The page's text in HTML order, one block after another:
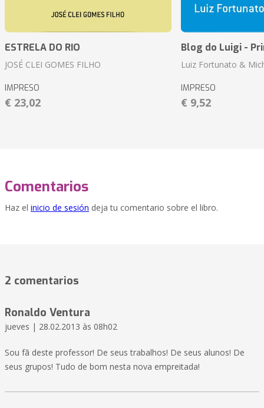
ESTRELA DO RIO
JOSÉ CLEI GOMES FILHO
IMPRESO
€ 23,02
Blog do Luigi -
Luiz Fortunato &
IMPRESO
€ 9,52
Comentarios
Haz el inicio de sesión deja tu comentario sobre el libro.
2 comentarios
Ronaldo Ventura
jueves | 28.02.2013 às 08h02
Sou fã deste professor! De seus trabalhos! De seus alunos! De
seus grupos! Tudo de bom nesta nova empreitada!